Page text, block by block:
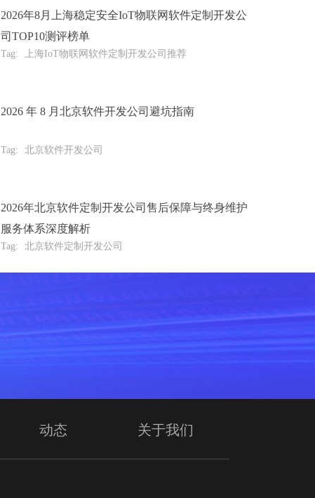
2026年8月上海稳定安全IoT物联网软件定制开发公
司TOP10测评榜单
Tag: 上海IoT物联网软件定制开发公司推荐
2026 年 8 月北京软件开发公司避坑指南
Tag: 北京软件开发公司
2026年北京软件定制开发公司售后保障与终身维护
服务体系深度解析
Tag: 北京软件定制开发公司
动态 关于我们